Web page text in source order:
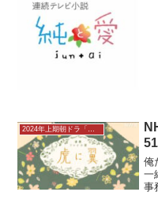
俺
一
事